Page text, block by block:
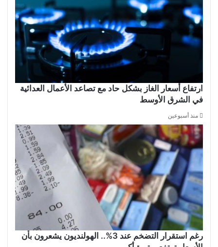
ارتفاع أسعار الغاز بشكل حاد مع تصاعد الأعمال العدائية
في الشرق الأوسط
منذ أسبوعين
رغم استقرار التضخم عند 3%.. الهولنديون يشعرون بأن